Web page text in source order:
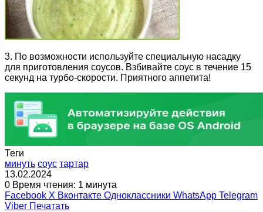
3. По возможности используйте специальную насадку
для приготовления соусов. Взбивайте соус в течение 15
секунд на турбо-скорости. Приятного аппетита!
Теги
минуть соус тартар
13.02.2024
0 Время чтения: 1 минута
Facebook X Вконтакте Одноклассники WhatsApp Telegram
Viber Печатать